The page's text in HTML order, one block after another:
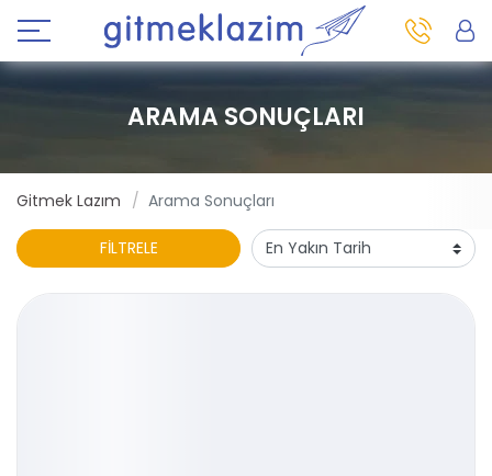
ARAMA SONUÇLARI
Gitmek Lazım Arama Sonuçları
FİLTRELE